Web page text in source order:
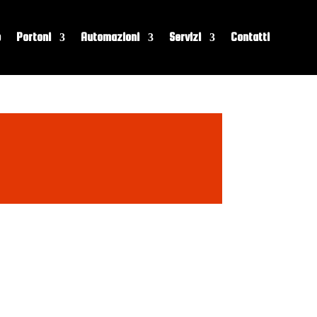
Portoni Automazioni Servizi Contatti